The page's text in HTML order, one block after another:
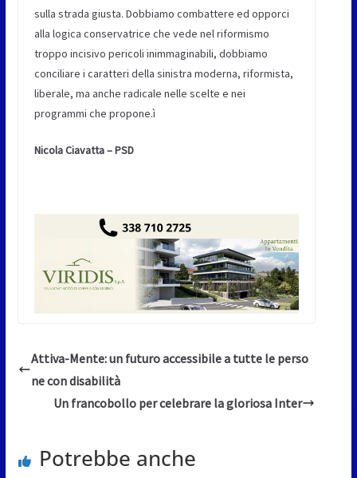
sulla strada giusta. Dobbiamo combattere ed opporci
alla logica conservatrice che vede nel riformismo
troppo incisivo pericoli inimmaginabili, dobbiamo
conciliare i caratteri della sinistra moderna, riformista,
liberale, ma anche radicale nelle scelte e nei
programmi che propone.ì
Nicola Ciavatta – PSD
Attiva-Mente: un futuro accessibile a tutte le perso
ne con disabilità
Un francobollo per celebrare la gloriosa Inter
Potrebbe anche